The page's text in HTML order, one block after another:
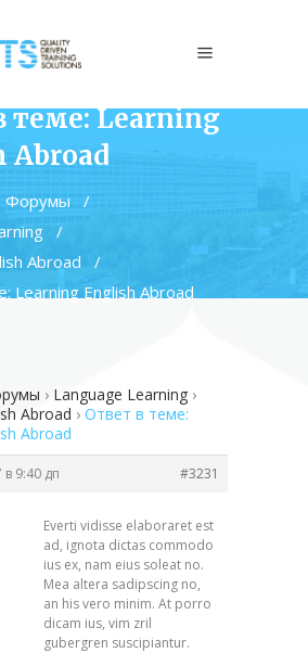
теме: Learning
Abroad
Форумы
/
/
Abroad
/
Learning English Abroad
› Language Learning ›
Abroad › Ответ в теме:
Abroad
9:40 дп
#3231
Everti vidisse elaboraret est
ad, ignota dictas commodo
ius ex, nam eius soleat no.
Mea altera sadipscing no,
an his vero minim. At porro
dicam ius, vim zril
gubergren suscipiantur.